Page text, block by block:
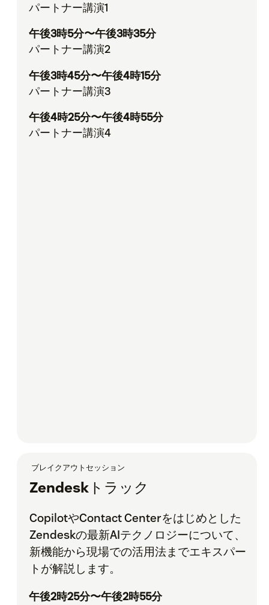
パートナー講演1
午後3時5分〜午後3時35分
パートナー講演2
午後3時45分〜午後4時15分
パートナー講演3
午後4時25分〜午後4時55分
パートナー講演4
ブレイクアウトセッション
Zendeskトラック
CopilotやContact Centerをはじめとした
Zendeskの最新AIテクノロジーについて、
新機能から現場での活用法までエキスパー
トが解説します。
午後2時25分〜午後2時55分